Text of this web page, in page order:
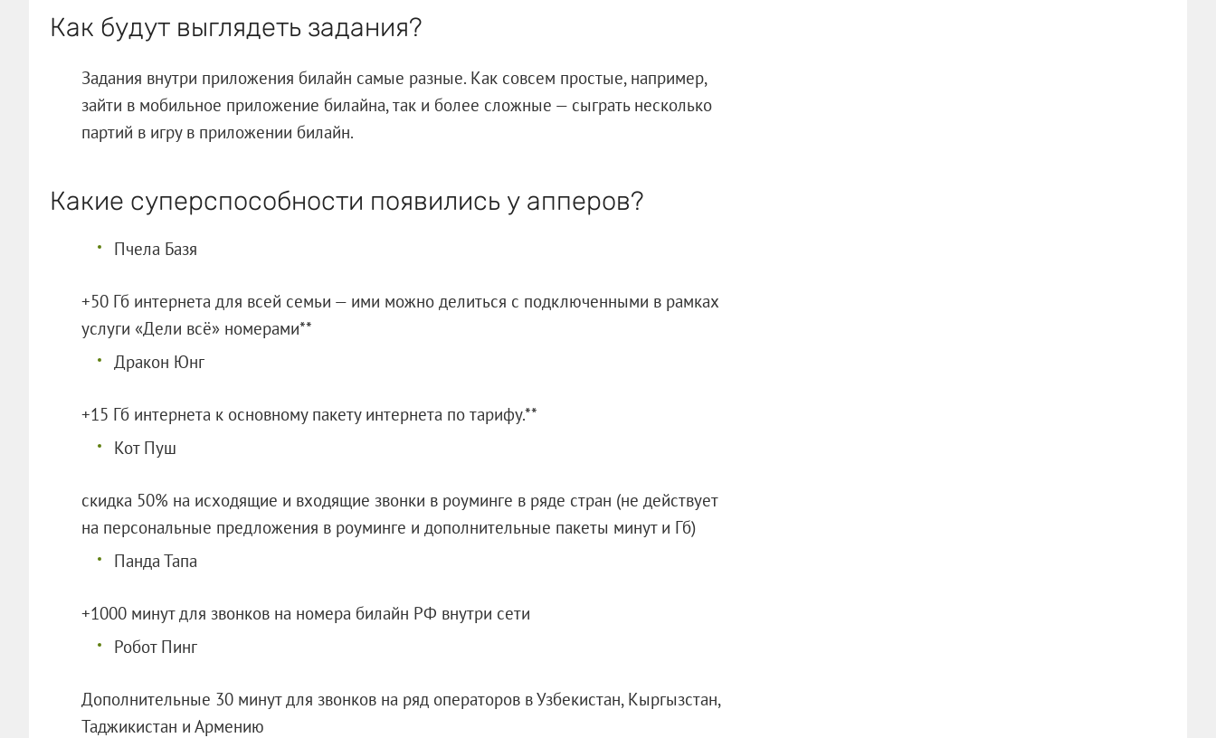
Как будут выглядеть задания?
Задания внутри приложения билайн самые разные. Как совсем простые, например,
зайти в мобильное приложение билайна, так и более сложные — сыграть несколько
партий в игру в приложении билайн.
Какие суперспособности появились у апперов?
Пчела Базя
+50 Гб интернета для всей семьи — ими можно делиться с подключенными в рамках
услуги «Дели всё» номерами**
Дракон Юнг
+15 Гб интернета к основному пакету интернета по тарифу.**
Кот Пуш
скидка 50% на исходящие и входящие звонки в роуминге в ряде стран (не действует
на персональные предложения в роуминге и дополнительные пакеты минут и Гб)
Панда Тапа
+1000 минут для звонков на номера билайн РФ внутри сети
Робот Пинг
Дополнительные 30 минут для звонков на ряд операторов в Узбекистан, Кыргызстан,
Таджикистан и Армению